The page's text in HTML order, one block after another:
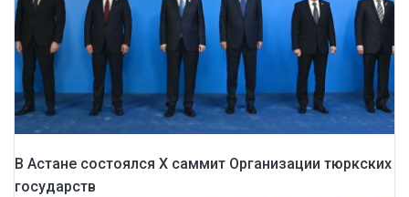
В Астане состоялся X саммит Организации тюркских
государств